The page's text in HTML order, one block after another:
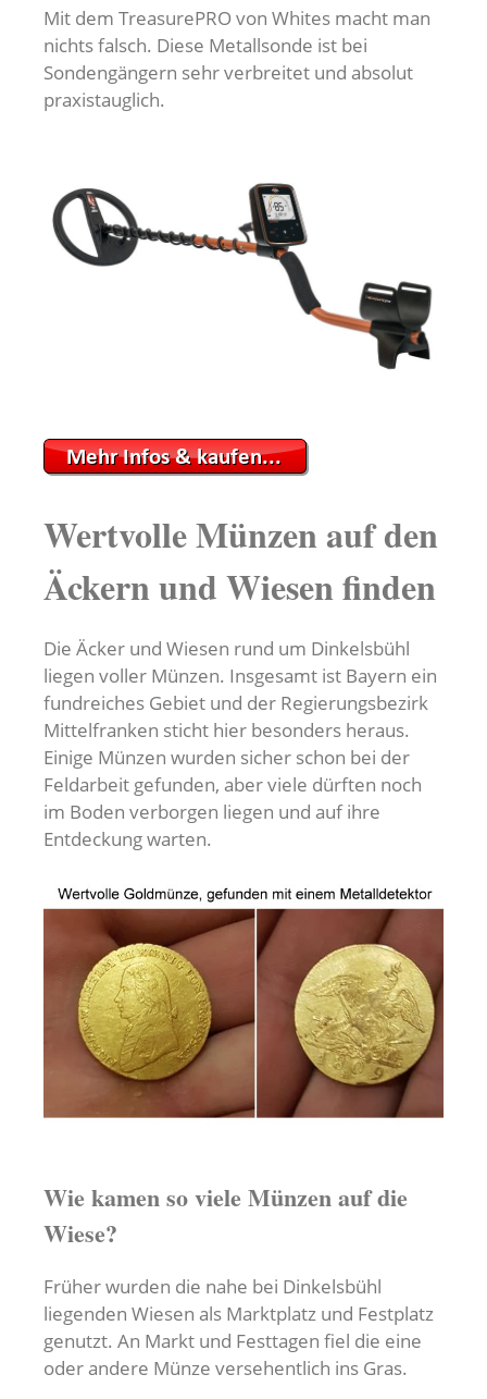
Mit dem TreasurePRO von Whites macht man
nichts falsch. Diese Metallsonde ist bei
Sondengängern sehr verbreitet und absolut
praxistauglich.
Wertvolle Münzen auf den
Äckern und Wiesen finden
Die Äcker und Wiesen rund um Dinkelsbühl
liegen voller Münzen. Insgesamt ist Bayern ein
fundreiches Gebiet und der Regierungsbezirk
Mittelfranken sticht hier besonders heraus.
Einige Münzen wurden sicher schon bei der
Feldarbeit gefunden, aber viele dürften noch
im Boden verborgen liegen und auf ihre
Entdeckung warten.
Wie kamen so viele Münzen auf die
Wiese?
Früher wurden die nahe bei Dinkelsbühl
liegenden Wiesen als Marktplatz und Festplatz
genutzt. An Markt und Festtagen fiel die eine
oder andere Münze versehentlich ins Gras.